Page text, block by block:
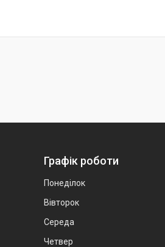
Графік роботи
Понеділок
Вівторок
Середа
Четвер